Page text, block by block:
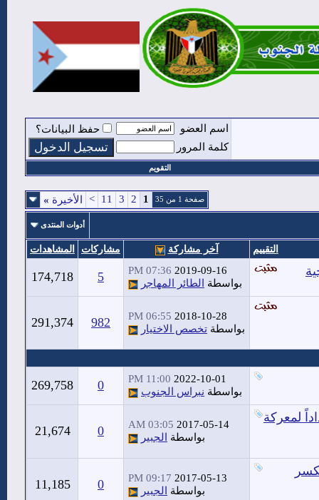
اسم العضو
حفظ البيانات؟
كلمة المرور
التقويم
صفحة 1 من 35 1
2
3
11
> الأخيرة »
أدوات المنتدى
التقييم آخر مشاركة مشاركات المشاهدات
2019-09-16
07:36 PM
بواسطة
الطائر المهاجر 5
174,718
2018-10-28
06:55 PM
بواسطة تخصص الاختيار 982
291,374
2022-10-01
11:00 PM
بواسطة نبراس الجنوب 0
269,758
لمعركة 2017-05-14
03:05 AM
بواسطة
الجبير 0
21,674
2017-05-13
09:17 PM
بواسطة
الجبير 0
11,185